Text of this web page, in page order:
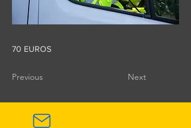
70 EUROS
Previous Next